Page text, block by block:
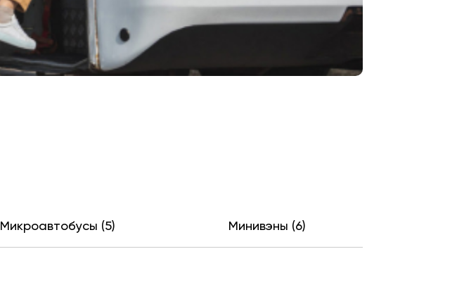
Микроавтобусы (5) Минивэны (6)